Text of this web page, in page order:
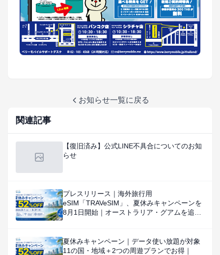
お知らせ一覧に戻る
関連記事
【復旧済み】公式LINE不具合についてのお知
らせ
プレスリリース｜海外旅行用
eSIM「TRAVeSIM」、夏休みキャンペーンを
8月1日開始｜オーストラリア・グアムを追
夏休みキャンペーン｜データ使い放題が対象
11の国・地域＋2つの周遊プランでお得｜